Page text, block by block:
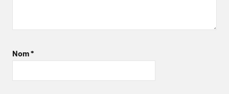
Nom*